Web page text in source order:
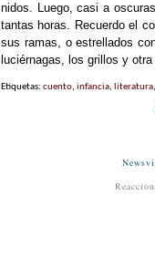
nidos. Luego, casi a
tantas horas. Recuerdo el
sus ramas, o estrellados
luciérnagas, los grillos y
Etiquetas: cuento, infancia, literatura,